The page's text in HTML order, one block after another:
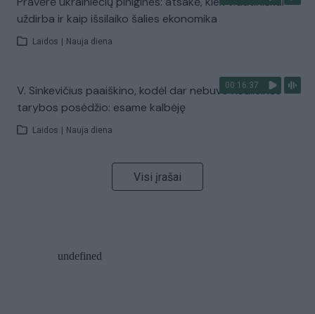
uždirba ir kaip išsilaiko šalies ekonomika
Laidos Nauja diena
00:16:37
V. Sinkevičius paaiškino, kodėl dar nebuvo Koalicinės
tarybos posėdžio: esame kalbėję
Laidos Nauja diena
Visi įrašai